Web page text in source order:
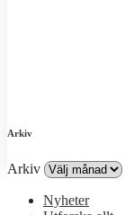
Arkiv
Arkiv
Nyheter